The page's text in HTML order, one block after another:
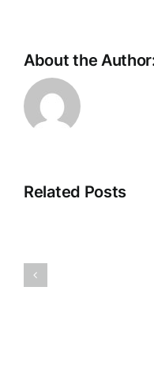
About the
Related Posts